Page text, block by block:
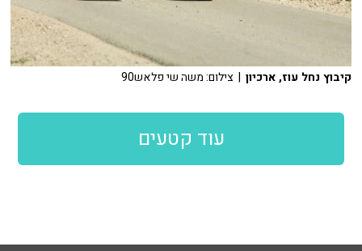
קיבוץ נחל עוז, ארכיון | צילום: משה שי פלאש90
עוד קטעים